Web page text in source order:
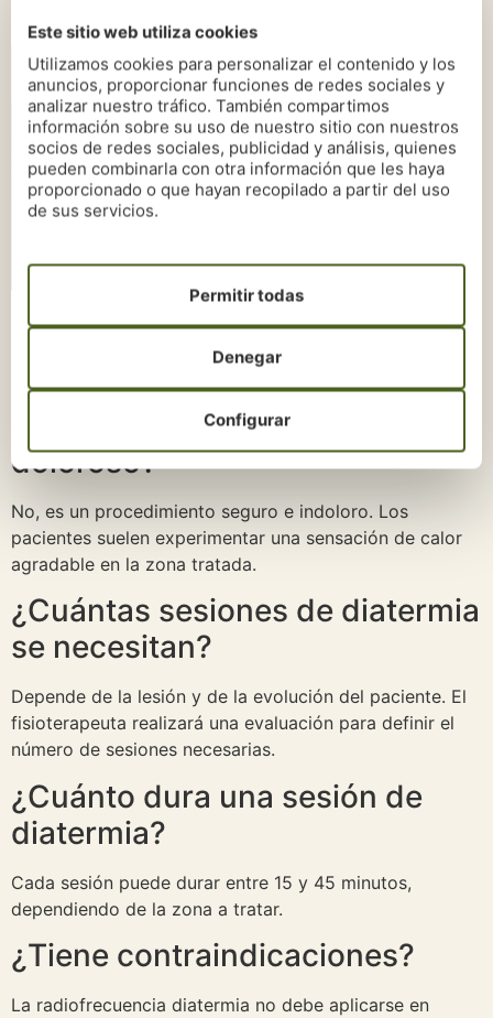
Preguntas frecuentes sobre
¿El tratamiento de diatermia es
doloroso?
No, es un procedimiento seguro e indoloro. Los
pacientes suelen experimentar una sensación de calor
agradable en la zona tratada.
¿Cuántas sesiones de diatermia
se necesitan?
Depende de la lesión y de la evolución del paciente. El
fisioterapeuta realizará una evaluación para definir el
número de sesiones necesarias.
¿Cuánto dura una sesión de
diatermia?
Cada sesión puede durar entre 15 y 45 minutos,
dependiendo de la zona a tratar.
¿Tiene contraindicaciones?
La radiofrecuencia diatermia no debe aplicarse en
Este sitio web utiliza cookies
Utilizamos cookies para personalizar el contenido y los
anuncios, proporcionar funciones de redes sociales y
analizar nuestro tráfico. También compartimos
información sobre su uso de nuestro sitio con nuestros
socios de redes sociales, publicidad y análisis, quienes
pueden combinarla con otra información que les haya
proporcionado o que hayan recopilado a partir del uso
de sus servicios.
Configurar
Denegar
Permitir todas